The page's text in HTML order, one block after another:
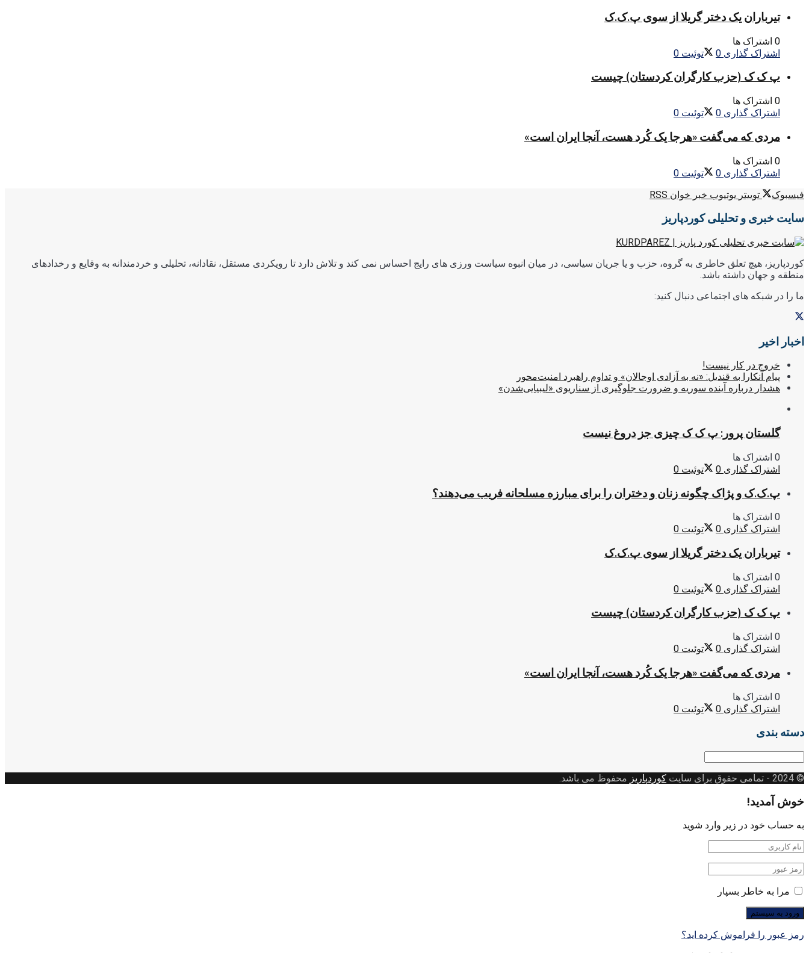
تیرباران یک دختر گریلا از سوی پ.ک.ک
0 اشتراک ها
اشتراک گذاری 0 توئیت 0
پ ک ک (حزب کارگران کردستان) چیست
0 اشتراک ها
اشتراک گذاری 0 توئیت 0
مردی که می‌گفت «هرجا یک کُرد هست، آنجا ایران است»
0 اشتراک ها
اشتراک گذاری 0 توئیت 0
فیسبوک
توییتر یوتیوب خبر خوان RSS
سایت خبری و تحلیلی کوردپاریز
کوردپاریز، هیچ تعلق خاطری به گروه، حزب و یا جریان سیاسی، در میان انبوه سیاست ورزی های رایج احساس نمی کند و تلاش دارد تا رویکردی مستقل، نقادانه، تحلیلی و خردمندانه به وقایع و رخدادهای
منطقه و جهان داشته باشد.
ما را در شبکه های اجتماعی دنبال کنید:
اخبار اخیر
خروج در کار نیست!
پیام آنکارا به قندیل: «نه به آزادی اوجالان» و تداوم راهبرد امنیت‌محور
هشدار درباره آینده سوریه و ضرورت جلوگیری از سناریوی «لیبیایی‌شدن»
گلستان پرور: پ ک ک چیزی جز دروغ نیست
0 اشتراک ها
اشتراک گذاری 0 توئیت 0
پ.ک.ک و پژاک چگونه زنان و دختران را برای مبارزه مسلحانه فریب می‌دهند؟
0 اشتراک ها
اشتراک گذاری 0 توئیت 0
تیرباران یک دختر گریلا از سوی پ.ک.ک
0 اشتراک ها
اشتراک گذاری 0 توئیت 0
پ ک ک (حزب کارگران کردستان) چیست
0 اشتراک ها
اشتراک گذاری 0 توئیت 0
مردی که می‌گفت «هرجا یک کُرد هست، آنجا ایران است»
0 اشتراک ها
اشتراک گذاری 0 توئیت 0
دسته بندی
دسته
© 2024
- تمامی حقوق برای سایت کوردپاریز محفوظ می باشد.
خوش آمدید!
به حساب خود در زیر وارد شوید
مرا به خاطر بسپار
رمز عبور را فراموش کرده اید؟